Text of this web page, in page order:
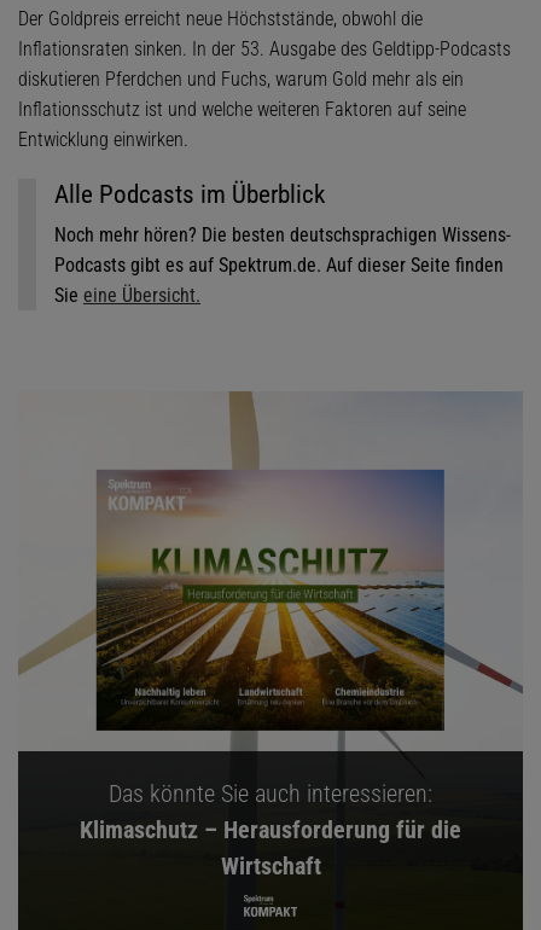
Der Goldpreis erreicht neue Höchststände, obwohl die
Inflationsraten sinken. In der 53. Ausgabe des Geldtipp-Podcasts
diskutieren Pferdchen und Fuchs, warum Gold mehr als ein
Inflationsschutz ist und welche weiteren Faktoren auf seine
Entwicklung einwirken.
Alle Podcasts im Überblick
Noch mehr hören? Die besten deutschsprachigen Wissens-
Podcasts gibt es auf Spektrum.de. Auf dieser Seite finden
Sie eine Übersicht.
Das könnte Sie auch interessieren:
Klimaschutz – Herausforderung für die
Wirtschaft